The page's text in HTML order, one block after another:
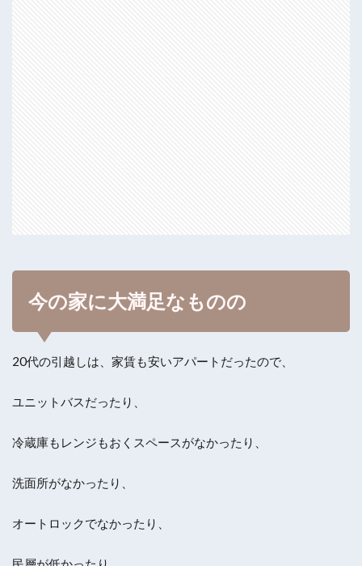
今の家に大満足なものの
20代の引越しは、家賃も安いアパートだったので、
ユニットバスだったり、
冷蔵庫もレンジもおくスペースがなかったり、
洗面所がなかったり、
オートロックでなかったり、